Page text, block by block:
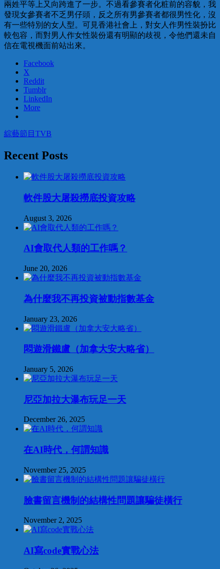
兩姓平等上又向跨進了一步。不過看參賽者化粧前的容貌，我
發現女參賽者不乏男仔頭，反之所有男參賽者都很男性化，沒
有一些特別的女人型。可見香港社會上，對女人作男性裝扮比
較包容，而對男人作女性裝份還有明顯的歧視，令他們還未自
信在電視機面前站出來。
Facebook
X
Reddit
Tumblr
LinkedIn
More
綜藝節目 TVB
Recent Posts
軟件股大屠殺撈底投資攻略
August 3, 2026
AI會取代人類的工作嗎？
June 20, 2026
為什麼我不再投資被動指數基金
January 23, 2026
悶遊滑鐵盧（加拿大安大略省）
January 5, 2026
尼亞加拉大瀑布玩足一天
December 26, 2025
在AI時代，何謂知識
November 25, 2025
臉書留言機制的結構性問題讓騙徒橫行
November 2, 2025
AI寫code實戰心法